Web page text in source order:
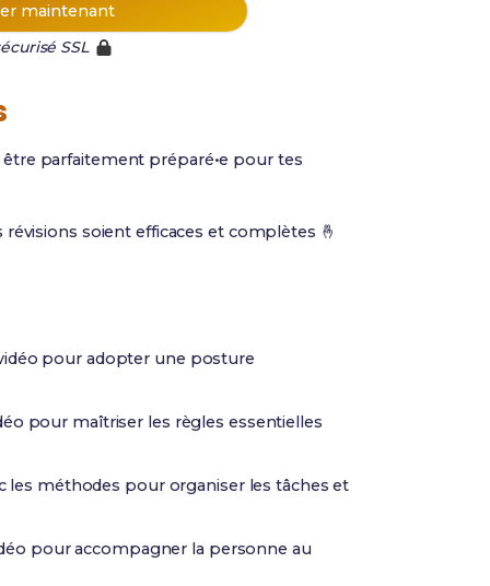
maintenant
SSL
parfaitement préparé•e pour tes
soient efficaces et complètes 🤞
pour adopter une posture
pour maîtriser les règles essentielles
les méthodes pour organiser les tâches et
pour accompagner la personne au